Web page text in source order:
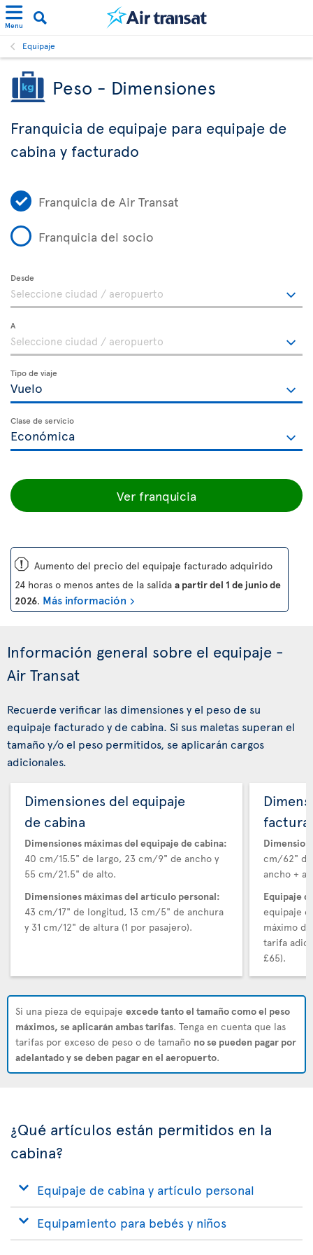
Menu
Equipaje
Peso - Dimensiones
Franquicia de equipaje para equipaje de
cabina y facturado
Franquicia de Air Transat
Franquicia del socio
Desde
A
Tipo de viaje
Clase de servicio
Ver franquicia
ü Aumento del precio del equipaje facturado adquirido
24 horas o menos antes de la salida a partir del 1 de junio de
2026. Más información
Información general sobre el equipaje -
Air Transat
Recuerde verificar las dimensiones y el peso de su
equipaje facturado y de cabina. Si sus maletas superan el
tamaño y/o el peso permitidos, se aplicarán cargos
adicionales.
Dimensiones del equipaje
de cabina
Dimensiones máximas del equipaje de cabina:
40 cm/15.5" de largo, 23 cm/9" de ancho y
55 cm/21.5" de alto.
Dimensiones máximas del artículo personal:
43 cm/17" de longitud, 13 cm/5" de anchura
y 31 cm/12" de altura (1 por pasajero).
cm/62" de
ancho +
Equipaje
equipaje
máximo
tarifa
£65).
Si una pieza de equipaje excede tanto el tamaño como el peso
máximos, se aplicarán ambas tarifas. Tenga en cuenta que las
tarifas por exceso de peso o de tamaño no se pueden pagar por
adelantado y se deben pagar en el aeropuerto.
¿Qué artículos están permitidos en la
cabina?
Equipaje de cabina y artículo personal
Equipamiento para bebés y niños